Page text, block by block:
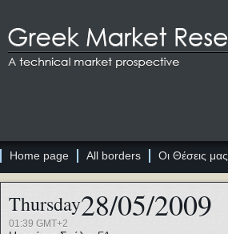
Home page All borders Οι Θέσεις μας
Thursday28/05/2009
01:39 GMT+2